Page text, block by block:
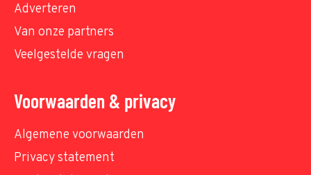
Adverteren
Van onze partners
Veelgestelde vragen
Voorwaarden & privacy
Algemene voorwaarden
Privacy statement